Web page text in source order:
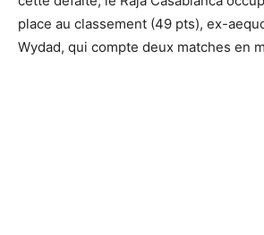
place au classement (49 pts), ex-
Wydad, qui compte deux matches en